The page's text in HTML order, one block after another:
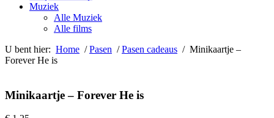
Muziek
Alle Muziek
Alle films
U bent hier: Home /Pasen /Pasen cadeaus / Minikaartje –
Forever He is
Minikaartje – Forever He is